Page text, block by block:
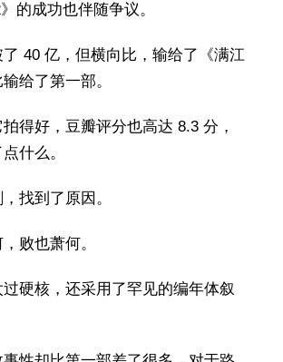
的成功也伴随争议。
40 亿，但横向比，输给了《满江
给了第一部。
得好，豆瓣评分也高达 8.3 分，
什么。
找到了原因。
败也萧何。
硬核，还采用了罕见的编年体叙